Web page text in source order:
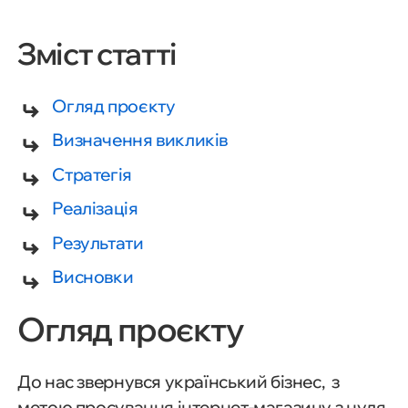
Зміст статті
Огляд проєкту
Визначення викликів
Стратегія
Реалізація
Результати
Висновки
Огляд проєкту
До нас звернувся український бізнес, з